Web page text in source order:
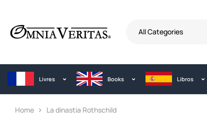
All Categories
Livres Books Libros
Home La dinastia Rothschild